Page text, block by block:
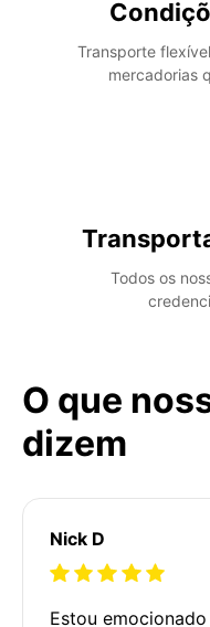
Transporte
mercadorias
Todos os
O que
dizem
Nick D
Estou